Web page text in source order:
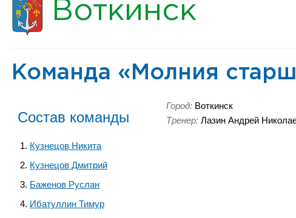
Воткинск
Команда «Молния
Состав команды
Кузнецов Никита
Кузнецов Дмитрий
Баженов Руслан
Ибатуллин Тимур
Город: Воткинск
Тренер: Лазин Андрей